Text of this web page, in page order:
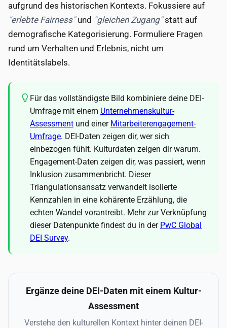
aufgrund des historischen Kontexts. Fokussiere auf
erlebte Fairness und gleichen Zugang statt auf
demografische Kategorisierung. Formuliere Fragen
rund um Verhalten und Erlebnis, nicht um
Identitätslabels.
Für das vollständigste Bild kombiniere deine DEI-
Umfrage mit einem Unternehmenskultur-
Assessment und einer Mitarbeiterengagement-
Umfrage. DEI-Daten zeigen dir, wer sich
einbezogen fühlt. Kulturdaten zeigen dir warum.
Engagement-Daten zeigen dir, was passiert, wenn
Inklusion zusammenbricht. Dieser
Triangulationsansatz verwandelt isolierte
Kennzahlen in eine kohärente Erzählung, die
echten Wandel vorantreibt. Mehr zur Verknüpfung
dieser Datenpunkte findest du in der PwC Global
DEI Survey.
Ergänze deine DEI-Daten mit einem Kultur-
Assessment
Verstehe den kulturellen Kontext hinter deinen DEI-